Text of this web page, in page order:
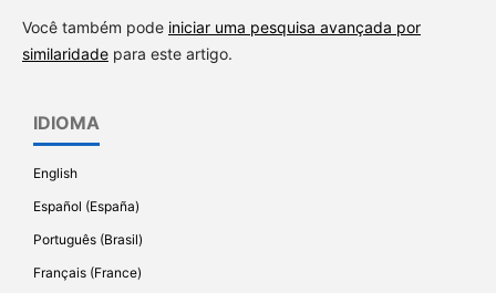
Você também pode iniciar uma pesquisa avançada por
similaridadepara este artigo.
IDIOMA
English
Español (España)
Português (Brasil)
Français (France)